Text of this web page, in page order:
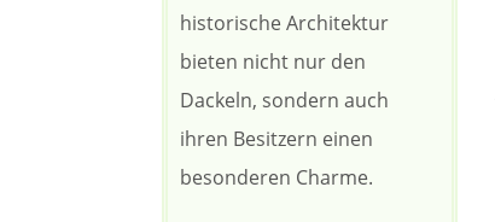
historische Architektur
bieten nicht nur den
Dackeln, sondern auch
ihren Besitzern einen
besonderen Charme.